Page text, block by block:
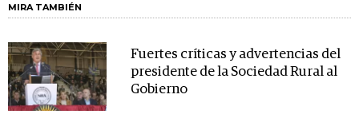
MIRA TAMBIÉN
Fuertes críticas y advertencias del
presidente de la Sociedad Rural al
Gobierno